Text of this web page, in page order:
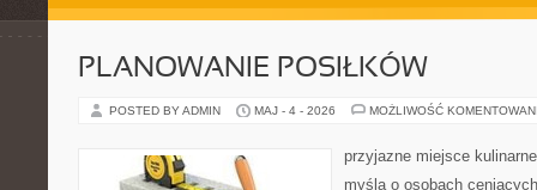
PLANOWANIE POSIŁKÓW
POSTED BY ADMIN MAJ - 4 - 2026 MOŻLIWOŚĆ
przyjazne miejsce
myślą o osobach